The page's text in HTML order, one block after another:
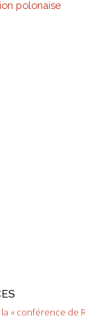
polonaise
la « conférence de